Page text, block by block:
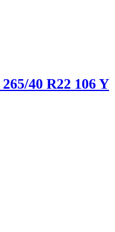
265/40 R22 106 Y